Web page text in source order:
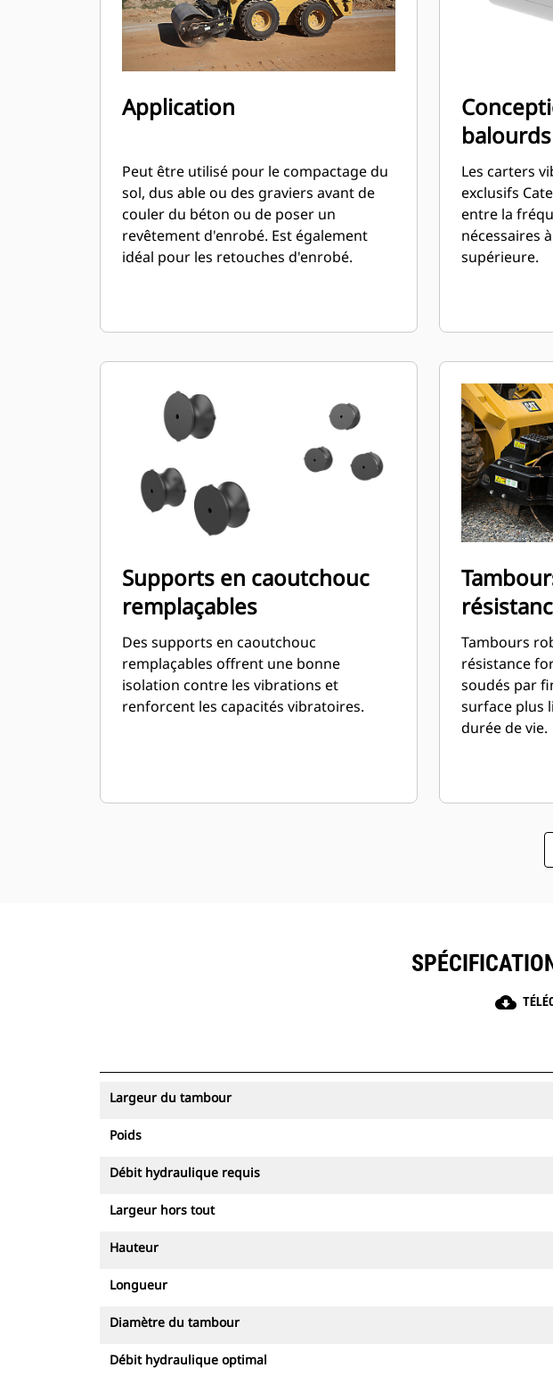
Application
Peut être utilisé pour le compactage du
sol, dus able ou des graviers avant de
couler du béton ou de poser un
revêtement d'enrobé. Est également
idéal pour les retouches d'enrobé.
Les carters
exclusifs
entre la
nécessaires
supérieure.
Supports en caoutchouc
remplaçables
Des supports en caoutchouc
remplaçables offrent une bonne
isolation contre les vibrations et
renforcent les capacités vibratoires.
Tambours
résistance
soudés par
surface plus
durée de vie.
cloud_download
Largeur du tambour
Poids
Débit hydraulique requis
Largeur hors tout
Hauteur
Longueur
Diamètre du tambour
Débit hydraulique optimal